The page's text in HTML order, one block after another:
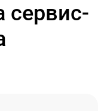
сервис-